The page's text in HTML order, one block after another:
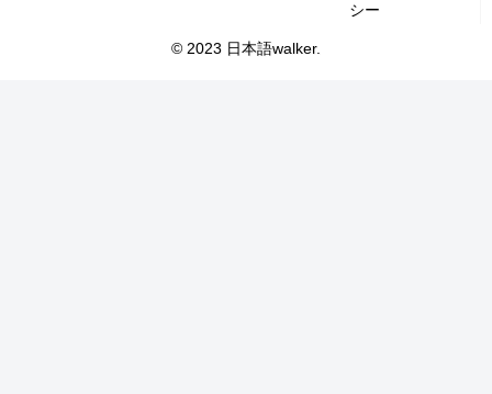
シー
© 2023 日本語walker.